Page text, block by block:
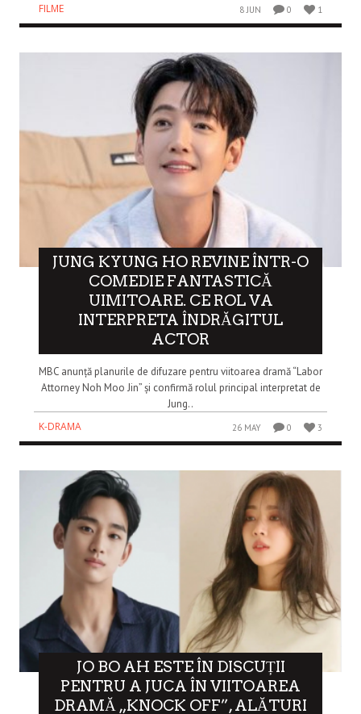
FILME
8 JUN 0 1
JUNG KYUNG HO REVINE ÎNTR-O
COMEDIE FANTASTICĂ
UIMITOARE. CE ROL VA
INTERPRETA ÎNDRĂGITUL
ACTOR
MBC anunță planurile de difuzare pentru viitoarea dramă “Labor
Attorney Noh Moo Jin” și confirmă rolul principal interpretat de
Jung..
K-DRAMA
26 MAY 0 3
JO BO AH ESTE ÎN DISCUȚII
PENTRU A JUCA ÎN VIITOAREA
DRAMĂ „KNOCK OFF”, ALĂTURI